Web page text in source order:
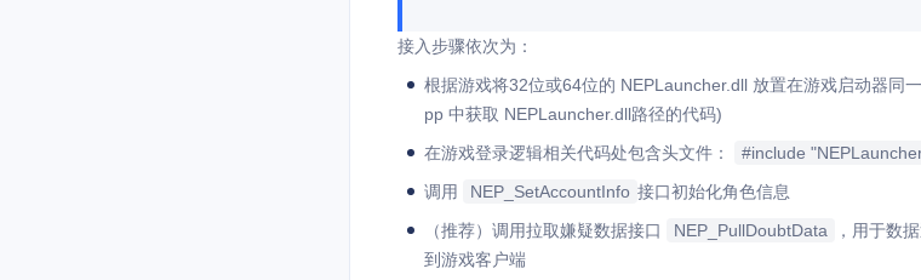
接入步骤依次为：
根据游戏将32位或64位的 NEPLauncher.dll 放置在游戏启动器同
pp 中获取 NEPLauncher.dll路径的代码)
在游戏登录逻辑相关代码处包含头文件：
#include
调用
NEP_SetAccountInfo 接口初始化角色信息
（推荐）调用拉取嫌疑数据接口
NEP_PullDoubtData
，用于数
到游戏客户端